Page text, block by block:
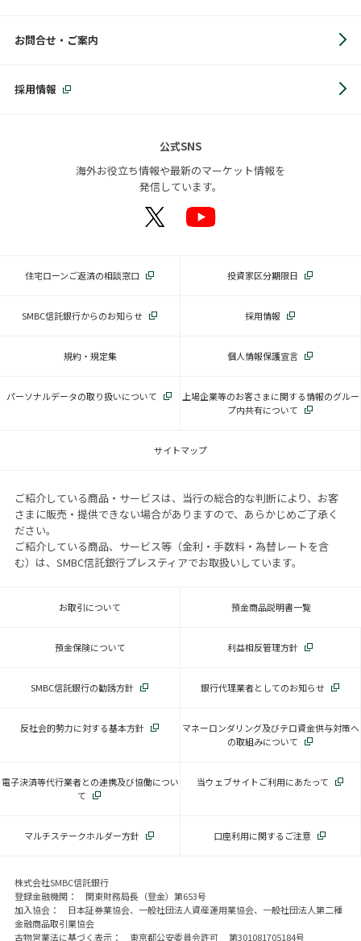
お問合せ・ご案内
採用情報
公式SNS
海外お役立ち情報や最新のマーケット情報を
発信しています。
住宅ローンご返済の相談窓口 投資家区分期限日
SMBC信託銀行からのお知らせ 採用情報
規約・規定集 個人情報保護宣言
パーソナルデータの取り扱いについて
上場企業等のお客さまに関する情報のグルー
プ内共有について
サイトマップ
ご紹介している商品・サービスは、当行の総合的な判断により、お客
さまに販売・提供できない場合がありますので、あらかじめご了承く
ださい。
ご紹介している商品、サービス等（金利・手数料・為替レートを含
む）は、SMBC信託銀行プレスティアでお取扱いしています。
お取引について 預金商品説明書一覧
預金保険について 利益相反管理方針
SMBC信託銀行の勧誘方針 銀行代理業者としてのお知らせ
反社会的勢力に対する基本方針
マネーロンダリング及びテロ資金供与対策へ
の取組みについて
電子決済等代行業者との連携及び協働につい
て
当ウェブサイトご利用にあたって
マルチステークホルダー方針 口座利用に関するご注意
株式会社SMBC信託銀行
登録金融機関： 関東財務局長（登金）第653号
加入協会： 日本証券業協会、一般社団法人資産運用業協会、一般社団法人第二種
金融商品取引業協会
古物営業法に基づく表示： 東京都公安委員会許可 第301081705184号